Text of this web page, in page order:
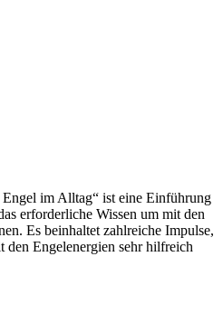
im Alltag“ ist eine Einführung
erforderliche Wissen um mit den
Es beinhaltet zahlreiche Impulse,
Engelenergien sehr hilfreich